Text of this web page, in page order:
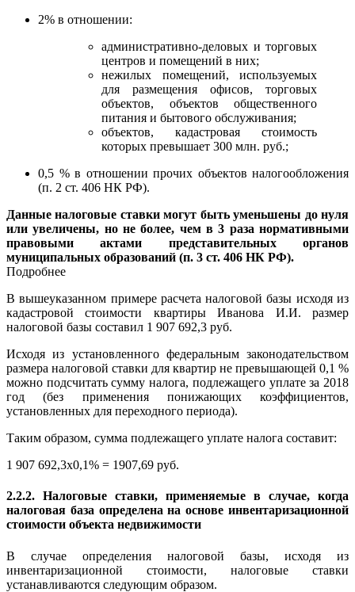
2% в отношении:
административно-деловых и торговых
центров и помещений в них;
нежилых помещений, используемых
для размещения офисов, торговых
объектов, объектов общественного
питания и бытового обслуживания;
объектов, кадастровая стоимость
которых превышает 300 млн. руб.;
0,5 % в отношении прочих объектов налогообложения
(п. 2 ст. 406 НК РФ).
Данные налоговые ставки могут быть уменьшены до нуля
или увеличены, но не более, чем в 3 раза нормативными
правовыми актами представительных органов
муниципальных образований (п. 3 ст. 406 НК РФ).
Подробнее
В вышеуказанном примере расчета налоговой базы исходя из
кадастровой стоимости квартиры Иванова И.И. размер
налоговой базы составил 1 907 692,3 руб.
Исходя из установленного федеральным законодательством
размера налоговой ставки для квартир не превышающей 0,1 %
можно подсчитать сумму налога, подлежащего уплате за 2018
год (без применения понижающих коэффициентов,
установленных для переходного периода).
Таким образом, сумма подлежащего уплате налога составит:
1 907 692,3x0,1% = 1907,69 руб.
2.2.2. Налоговые ставки, применяемые в случае, когда
налоговая база определена на основе инвентаризационной
стоимости объекта недвижимости
В случае определения налоговой базы, исходя из
инвентаризационной стоимости, налоговые ставки
устанавливаются следующим образом.